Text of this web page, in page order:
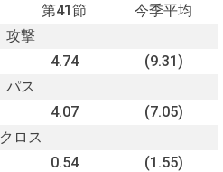
第41節
今季平均
攻撃
4.74
(9.31)
パス
4.07
(7.05)
クロス
0.54
(1.55)